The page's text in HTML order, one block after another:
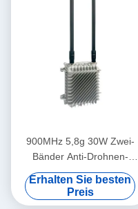
900MHz 5,8g 30W Zwei-
Bänder Anti-Drohnen-
System, Aluminium Fpv-
Killer-System Unterdrückung
Erhalten Sie besten
Preis